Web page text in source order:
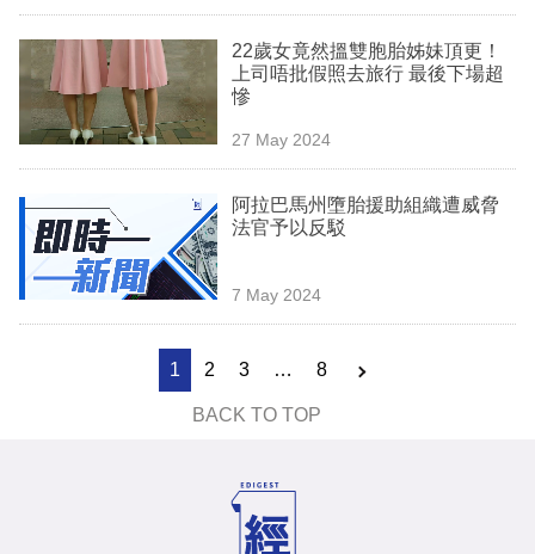
22歲女竟然搵雙胞胎姊妹頂更！
上司唔批假照去旅行 最後下場超
慘
27 May 2024
阿拉巴馬州墮胎援助組織遭威脅
法官予以反駁
7 May 2024
1 2 3 … 8
BACK TO TOP